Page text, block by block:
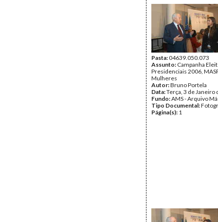
Pasta:04639.050.073
Assunto: Campanha
Presidenciais 2006,
Mulheres
Autor:Bruno Portela
Data:Terça, 3 de Janeiro
Fundo:AMS - Arquivo
Tipo Documental:
Página(s): 1